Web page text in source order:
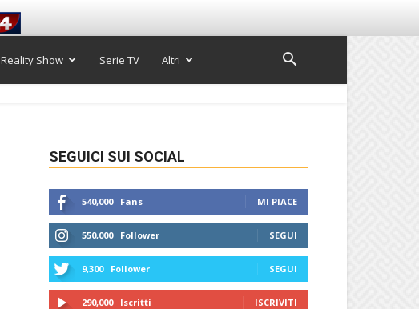
Reality Show Serie TV Altri
SEGUICI SUI SOCIAL
540,000 Fans MI PIACE
550,000 Follower SEGUI
9,300 Follower SEGUI
290,000 Iscritti ISCRIVITI